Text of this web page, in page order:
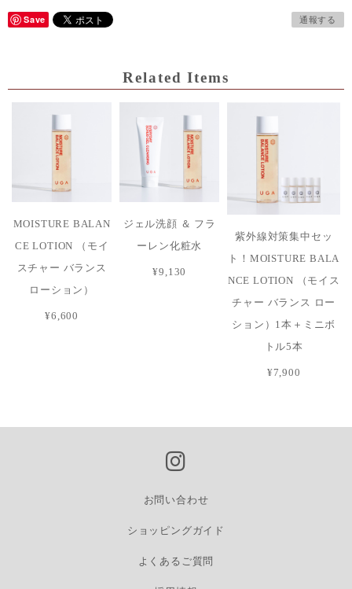
Save 通報する
Related Items
MOISTURE BALAN
CE LOTION （モイ
スチャー バランス
ローション）
¥6,600
ジェル洗顔 ＆ フラ
ーレン化粧水
¥9,130
紫外線対策集中セッ
ト！MOISTURE BALA
NCE LOTION （モイス
チャー バランス ロー
ション）1本＋ミニボ
トル5本
¥7,900
お問い合わせ
ショッピングガイド
よくあるご質問